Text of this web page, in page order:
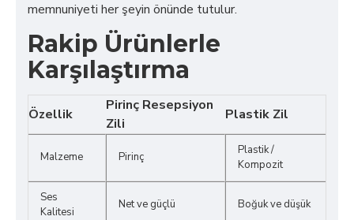
memnuniyeti her şeyin önünde tutulur.
Rakip Ürünlerle
Karşılaştırma
Özellik
Pirinç Resepsiyon
Zili
Plastik Zil
Malzeme Pirinç
Plastik /
Kompozit
Ses
Kalitesi
Net ve güçlü Boğuk ve düşük